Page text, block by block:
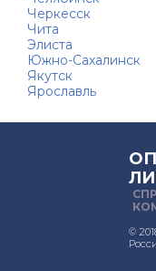
Черкесск
Чита
Элиста
Южно-Сахалинск
Якутск
Ярославль
©